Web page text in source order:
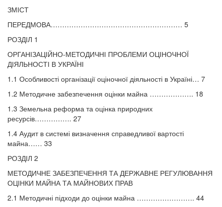
ЗМІСТ
ПЕРЕДМОВА………………………………………………… 5
РОЗДІЛ 1
ОРГАНІЗАЦІЙНО-МЕТОДИЧНІ ПРОБЛЕМИ ОЦІНОЧНОЇ
ДІЯЛЬНОСТІ В УКРАЇНІ
1.1 Особливості організації оціночної діяльності в Україні… 7
1.2 Методичне забезпечення оцінки майна ………………. 18
1.3 Земельна реформа та оцінка природних
ресурсів……………. 27
1.4 Аудит в системі визначення справедливої вартості
майна…… 33
РОЗДІЛ 2
МЕТОДИЧНЕ ЗАБЕЗПЕЧЕННЯ ТА ДЕРЖАВНЕ РЕГУЛЮВАННЯ
ОЦІНКИ МАЙНА ТА МАЙНОВИХ ПРАВ
2.1 Методичні підходи до оцінки майна ……………………. 44